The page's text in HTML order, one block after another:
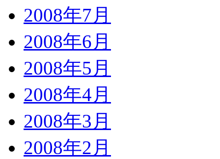
2008年7月
2008年6月
2008年5月
2008年4月
2008年3月
2008年2月